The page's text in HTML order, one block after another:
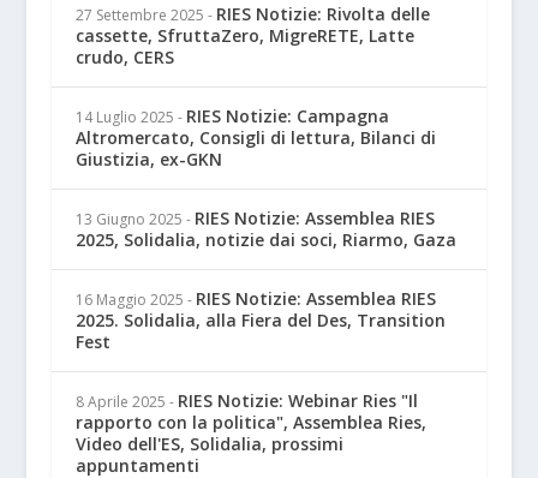
27 Settembre 2025 - RIES Notizie: Rivolta delle
cassette, SfruttaZero, MigreRETE, Latte
crudo, CERS
14 Luglio 2025 - RIES Notizie: Campagna
Altromercato, Consigli di lettura, Bilanci di
Giustizia, ex-GKN
13 Giugno 2025 - RIES Notizie: Assemblea RIES
2025, Solidalia, notizie dai soci, Riarmo, Gaza
16 Maggio 2025 - RIES Notizie: Assemblea RIES
2025. Solidalia, alla Fiera del Des, Transition
Fest
8 Aprile 2025 - RIES Notizie: Webinar Ries "Il
rapporto con la politica", Assemblea Ries,
Video dell'ES, Solidalia, prossimi
appuntamenti